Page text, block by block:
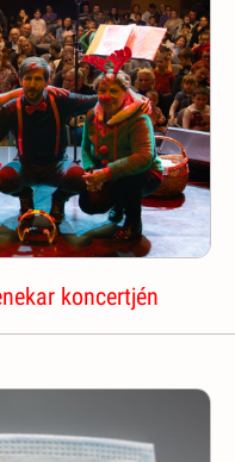
koncertjén